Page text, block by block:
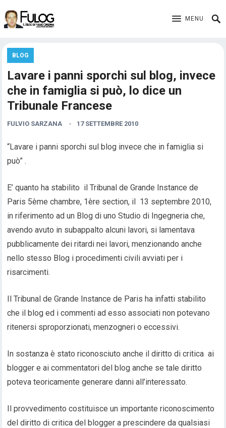
MENU
BLOG
Lavare i panni sporchi sul blog, invece
che in famiglia si può, lo dice un
Tribunale Francese
FULVIO SARZANA 17 SETTEMBRE 2010
“Lavare i panni sporchi sul blog invece che in famiglia si
può” .
E’ quanto ha stabilito il Tribunal de Grande Instance de
Paris 5ème chambre, 1ère section, il 13 septembre 2010,
in riferimento ad un Blog di uno Studio di Ingegneria che,
avendo avuto in subappalto alcuni lavori, si lamentava
pubblicamente dei ritardi nei lavori, menzionando anche
nello stesso Blog i procedimenti civili avviati per i
risarcimenti.
Il Tribunal de Grande Instance de Paris ha infatti stabilito
che il blog ed i commenti ad esso associati non potevano
ritenersi sproporzionati, menzogneri o eccessivi.
In sostanza è stato riconosciuto anche il diritto di critica ai
blogger e ai commentatori del blog anche se tale diritto
poteva teoricamente generare danni all’interessato.
Il provvedimento costituisce un importante riconoscimento
del diritto di critica del blogger a prescindere da qualsiasi